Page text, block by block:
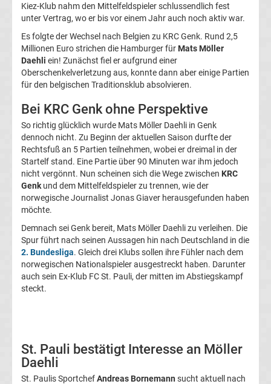
Transfergerüchte
1.
FC
Transfergerüchte
1.
FC
Saarbrücken
Transfergerüchte
1.
Berlin
Kiez-Klub nahm den Mittelfeldspieler schlussendlich fest
unter Vertrag, wo er bis vor einem Jahr auch noch aktiv war.
Es folgte der Wechsel nach Belgien zu KRC Genk. Rund 2,5
Millionen Euro strichen die Hamburger für Mats Möller
Daehli ein! Zunächst fiel er aufgrund einer
Oberschenkelverletzung aus, konnte dann aber einige Partien
für den belgischen Traditionsklub absolvieren.
Bei KRC Genk ohne Perspektive
So richtig glücklich wurde Mats Möller Daehli in Genk
dennoch nicht. Zu Beginn der aktuellen Saison durfte der
Rechtsfuß an 5 Partien teilnehmen, wobei er dreimal in der
Startelf stand. Eine Partie über 90 Minuten war ihm jedoch
nicht vergönnt. Nun scheinen sich die Wege zwischen KRC
Genk und dem Mittelfeldspieler zu trennen, wie der
norwegische Journalist Jonas Giaver herausgefunden haben
möchte.
Demnach sei Genk bereit, Mats Möller Daehli zu verleihen. Die
Spur führt nach seinen Aussagen hin nach Deutschland in die
2. Bundesliga. Gleich drei Klubs sollen ihre Fühler nach dem
norwegischen Nationalspieler ausgestreckt haben. Darunter
auch sein Ex-Klub FC St. Pauli, der mitten im Abstiegskampf
steckt.
St. Pauli bestätigt Interesse an Möller
Daehli
St. Paulis SportchefAndreas Bornemann sucht aktuell nach